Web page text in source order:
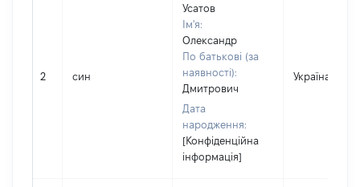
2 син
Усатов
Ім'я:
Олександр
По батькові (за
наявності):
Дмитрович
Дата
народження:
[Конфіденційна
інформація]
Україна